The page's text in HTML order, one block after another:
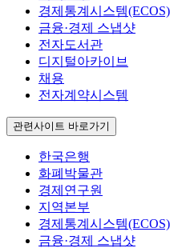
경제통계시스템(ECOS)
금융·경제 스냅샷
전자도서관
디지털아카이브
채용
전자계약시스템
관련사이트 바로가기
한국은행
화폐박물관
경제연구원
지역본부
경제통계시스템(ECOS)
금융·경제 스냅샷